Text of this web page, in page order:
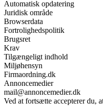
Automatisk opdatering
Juridisk område
Browserdata
Fortrolighedspolitik
Brugsret
Krav
Tilgængeligt indhold
Miljøhensyn
Firmaordning.dk
Annoncemedier
mail@annoncemedier.dk
Ved at fortsætte accepterer du,